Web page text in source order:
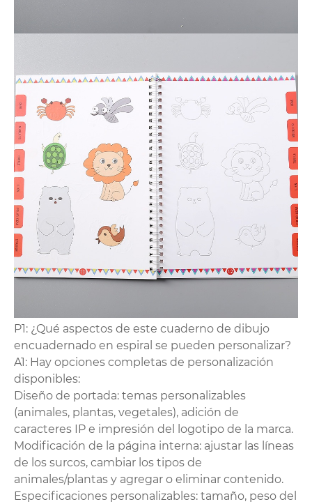
P1: ¿Qué aspectos de este cuaderno de dibujo
encuadernado en espiral se pueden personalizar?
A1: Hay opciones completas de personalización
disponibles:
Diseño de portada: temas personalizables
(animales, plantas, vegetales), adición de
caracteres IP e impresión del logotipo de la marca.
Modificación de la página interna: ajustar las líneas
de los surcos, cambiar los tipos de
animales/plantas y agregar o eliminar contenido.
Especificaciones personalizables: tamaño, peso del